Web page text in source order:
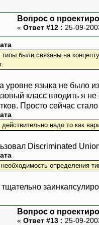
Вопрос о
« Ответ #12 : 25-09-
были связаны на
уровне языка не было
класс вводить я
Просто сейчас
надо то как
Discriminated
определения
Вопрос о
« Ответ #13 : 25-09-